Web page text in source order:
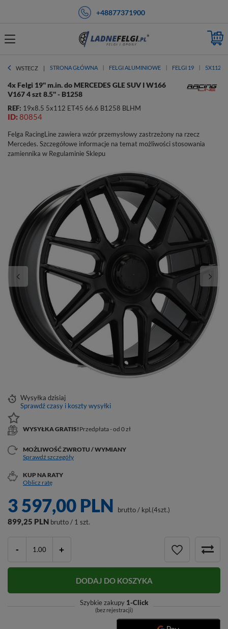
+48877371900
WSTECZ STRONA GŁÓWNA FELGI ALUMINIOWE FELGI 19 5X112
4x Felgi 19'' m.in. do MERCEDES GLE SUV I W166
V167 4 szt 8.5'' - B1258
REF: 19x8.5 5x112 ET45 66.6 B1258 BLHM
ID:80854
Felga RacingLine zawiera wzór przemysłowy zastrzeżony na rzecz
Mercedes. Szczegółowe informacje na temat możliwości stosowania
zamiennika w Regulaminie Sklepu
3 597,00 PLN brutto/ kpl.(4szt.)
899,25 PLN brutto / 1 szt.
- +
DODAJ DO KOSZYKA
Szybkie zakupy 1-Click
(bez rejestracji)
Wysyłka dzisiaj
Sprawdź czasy i koszty wysyłki
WYSYŁKA GRATIS! Przedpłata - od 0 zł
MOŻLIWOŚĆ ZWROTU / WYMIANY
Sprawdź szczegóły
KUP NA RATY
Oblicz ratę